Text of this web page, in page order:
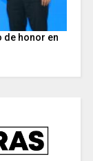
de honor en